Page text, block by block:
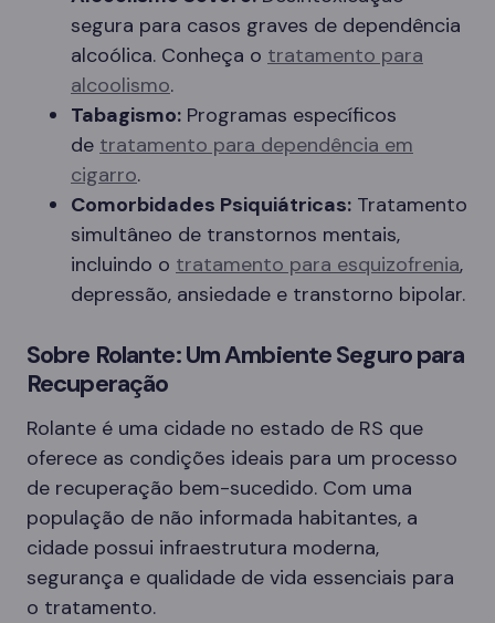
segura para casos graves de dependência
alcoólica. Conheça o tratamento para
alcoolismo.
Tabagismo: Programas específicos
de tratamento para dependência em
cigarro.
Comorbidades Psiquiátricas: Tratamento
simultâneo de transtornos mentais,
incluindo o tratamento para esquizofrenia,
depressão, ansiedade e transtorno bipolar.
Sobre Rolante: Um Ambiente Seguro para
Recuperação
Rolante é uma cidade no estado de RS que
oferece as condições ideais para um processo
de recuperação bem-sucedido. Com uma
população de não informada habitantes, a
cidade possui infraestrutura moderna,
segurança e qualidade de vida essenciais para
o tratamento.